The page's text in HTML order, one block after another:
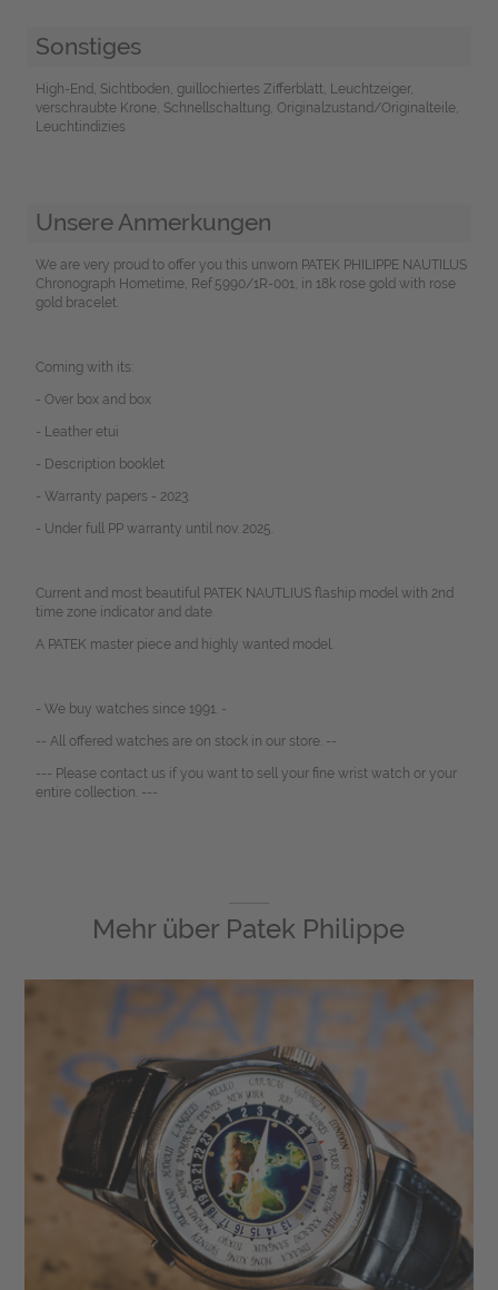
Sonstiges
High-End, Sichtboden, guillochiertes Zifferblatt, Leuchtzeiger,
verschraubte Krone, Schnellschaltung, Originalzustand/Originalteile,
Leuchtindizies
Unsere Anmerkungen
We are very proud to offer you this unworn PATEK PHILIPPE NAUTILUS
Chronograph Hometime, Ref.5990/1R-001, in 18k rose gold with rose
gold bracelet.
Coming with its:
- Over box and box
- Leather etui
- Description booklet
- Warranty papers - 2023.
- Under full PP warranty until nov. 2025.
Current and most beautiful PATEK NAUTLIUS flaship model with 2nd
time zone indicator and date.
A PATEK master piece and highly wanted model.
- We buy watches since 1991. -
-- All offered watches are on stock in our store. --
--- Please contact us if you want to sell your fine wrist watch or your
entire collection. ---
Mehr über Patek Philippe